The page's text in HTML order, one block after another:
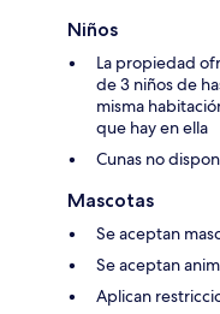
Niños
La propiedad
de 3 niños de
misma
que hay en ella
Cunas no
Mascotas
Se aceptan
Se aceptan
Aplican